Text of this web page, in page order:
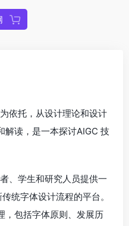
依托，从设计理论和设计
解读，是一本探讨AIGC 技
、学生和研究人员提供一
统字体设计流程的平台。
，包括字体原则、发展历